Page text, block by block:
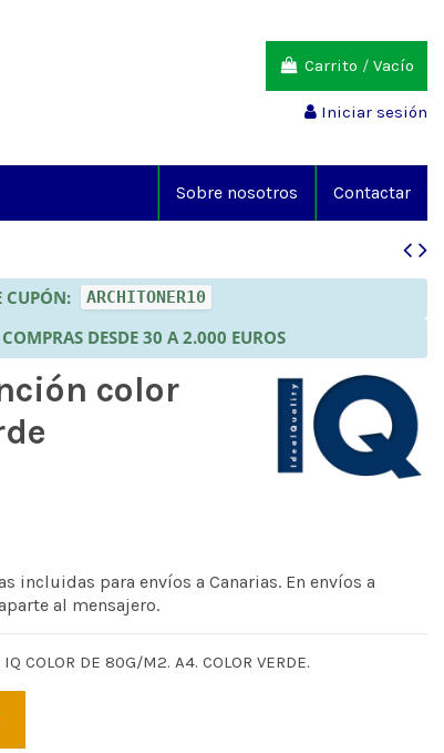
Carrito / Vacío
Iniciar sesión
Contactar
Sobre nosotros
CUPÓN: ARCHITONER10
DESDE 30 A 2.000 EUROS
color
incluidas para envíos a Canarias. En envíos a
al mensajero.
COLOR DE 80G/M2. A4. COLOR VERDE.